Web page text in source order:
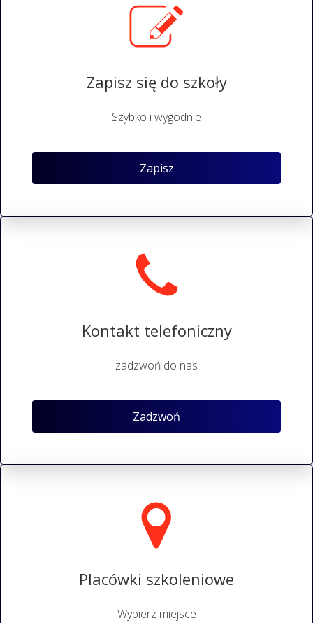
Zapisz się do szkoły
Szybko i wygodnie
Zapisz
Kontakt telefoniczny
zadzwoń do nas
Zadzwoń
Placówki szkoleniowe
Wybierz miejsce